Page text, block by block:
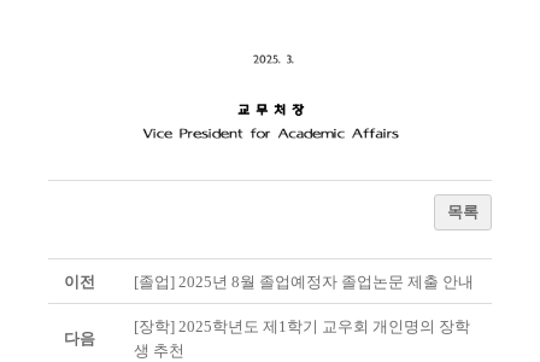
목록
이전 [졸업] 2025년 8월 졸업예정자 졸업논문 제출 안내
다음
[장학] 2025학년도 제1학기 교우회 개인명의 장학
생 추천